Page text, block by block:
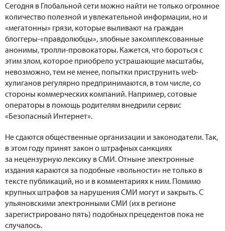
Сегодня в Глобальной сети можно найти не только огромное
количество полезной и увлекательной информации, но и
«мегатонны» грязи, которые выливают на граждан
блоггеры-«правдолюбцы», злобные закомплексованные
анонимы, тролли-провокаторы. Кажется, что бороться с
этим злом, которое приобрело устрашающие масштабы,
невозможно, тем не менее, попытки приструнить web-
хулиганов регулярно предпринимаются, в том числе, со
стороны коммерческих компаний. Например, сотовые
операторы в помощь родителям внедрили сервис
«Безопасный Интернет».
Не сдаются общественные организации и законодатели. Так,
в этом году принят закон о штрафных санкциях
за нецензурную лексику в СМИ. Отныне электронные
издания караются за подобные «вольности» не только в
тексте публикаций, но и в комментариях к ним. Помимо
крупных штрафов за нарушения СМИ могут и закрыть. С
ульяновскими электронными СМИ (их в регионе
зарегистрировано пять) подобных прецедентов пока не
случалось.